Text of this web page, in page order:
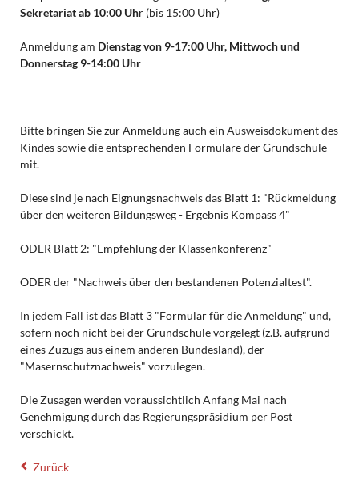
Sekretariat ab 10:00 Uhr (bis 15:00 Uhr)
Anmeldung am Dienstag von 9-17:00 Uhr, Mittwoch und
Donnerstag 9-14:00 Uhr
Bitte bringen Sie zur Anmeldung auch ein Ausweisdokument des
Kindes sowie die entsprechenden Formulare der Grundschule
mit.
Diese sind je nach Eignungsnachweis das Blatt 1: "Rückmeldung
über den weiteren Bildungsweg - Ergebnis Kompass 4"
ODER Blatt 2: "Empfehlung der Klassenkonferenz"
ODER der "Nachweis über den bestandenen Potenzialtest".
In jedem Fall ist das Blatt 3 "Formular für die Anmeldung" und,
sofern noch nicht bei der Grundschule vorgelegt (z.B. aufgrund
eines Zuzugs aus einem anderen Bundesland), der
"Masernschutznachweis" vorzulegen.
Die Zusagen werden voraussichtlich Anfang Mai nach
Genehmigung durch das Regierungspräsidium per Post
verschickt.
Zurück